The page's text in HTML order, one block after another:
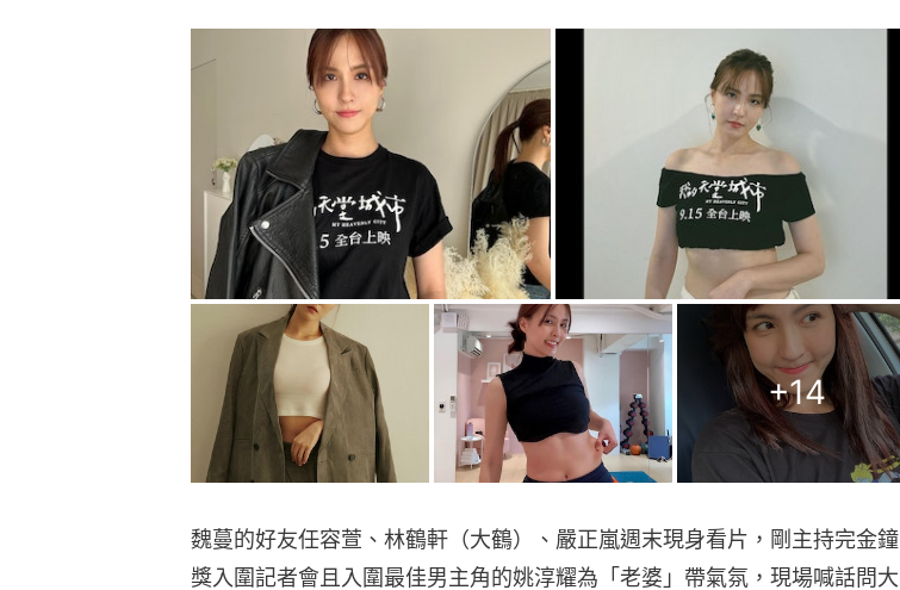
+14
魏蔓的好友任容萱、林鶴軒（大鶴）、嚴正嵐週末現身看片，剛主持完金鐘
獎入圍記者會且入圍最佳男主角的姚淳耀為「老婆」帶氣氛，現場喊話問大